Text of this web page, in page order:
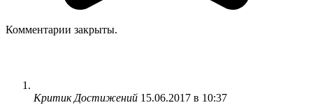
Комментарии закрыты.
Критик Достижений 15.06.2017 в 10:37